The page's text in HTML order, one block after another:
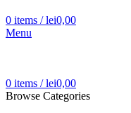
0 items / lei0,00
Menu
0 items / lei0,00
Browse Categories